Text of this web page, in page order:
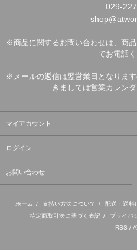
029-
※商品に関するお問い合わせは、商
でお電話く
※メールの返信は翌営業日となりま
きましては営業カレン
マイアカウント
ログイン
お問い合わせ
ホーム / 支払い方法について / 配送・送料
特定商取引法に基づく表記 / プライバ
RSS /